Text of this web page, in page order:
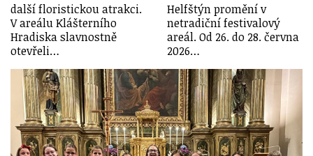
další floristickou atrakci.
V areálu Klášterního
Hradiska slavnostně
otevřeli…
Helfštýn promění v
netradiční festivalový
areál. Od 26. do 28. června
2026…